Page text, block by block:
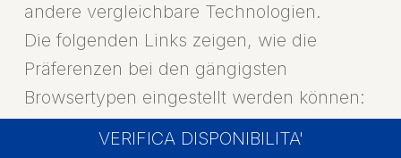
andere vergleichbare Technologien.
Die folgenden Links zeigen, wie die
Präferenzen bei den gängigsten
Browsertypen eingestellt werden können:
VERIFICA DISPONIBILITA'